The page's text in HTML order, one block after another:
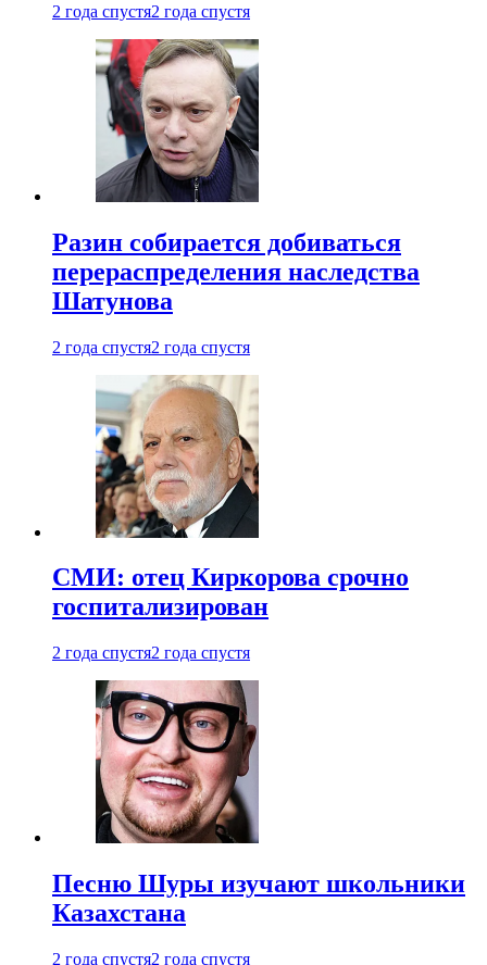
2 года спустя2 года спустя
Разин собирается добиваться
перераспределения наследства
Шатунова
2 года спустя2 года спустя
СМИ: отец Киркорова срочно
госпитализирован
2 года спустя2 года спустя
Песню Шуры изучают школьники
Казахстана
2 года спустя2 года спустя